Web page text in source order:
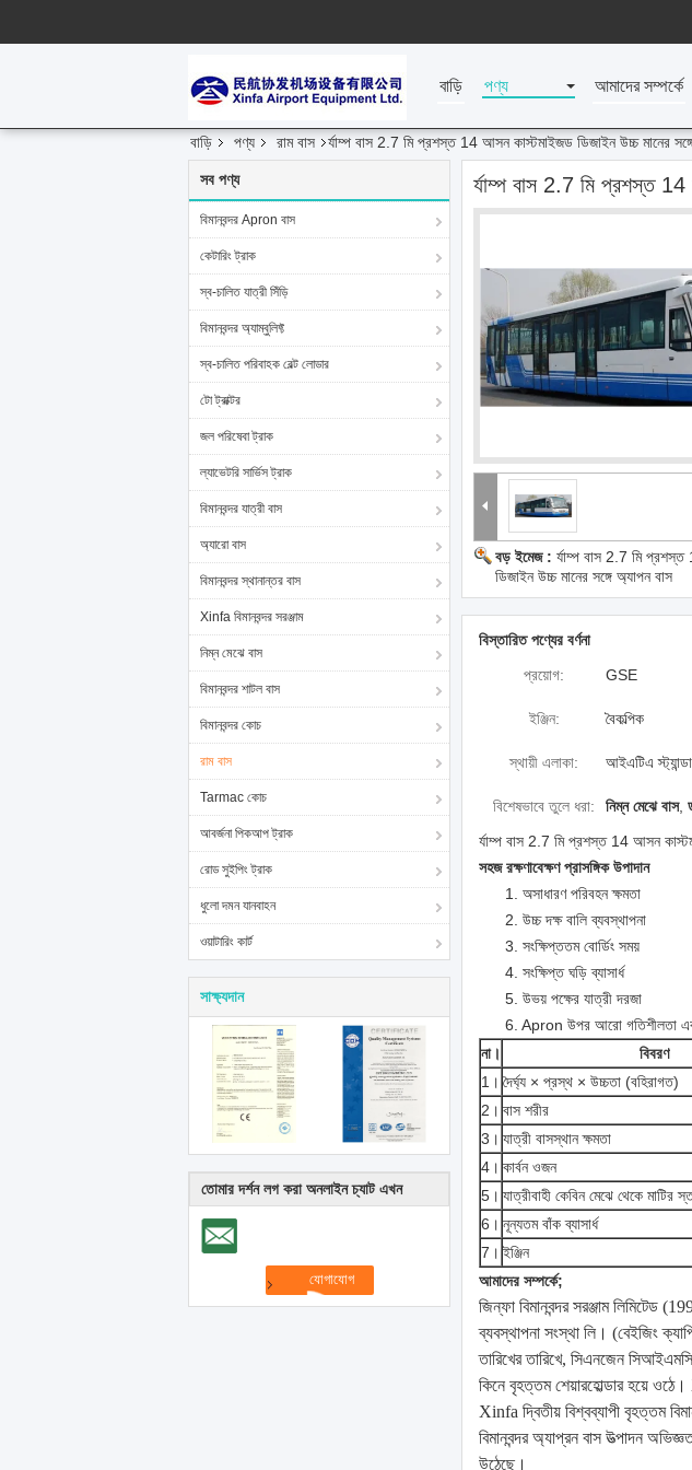
বাড়ি পণ্য আমাদের সম্পর্কে
বাড়ি পণ্য রাম বাস র্যাম্প বাস 2.7 মি প্রশস্ত 14 আসন কাস্টমাইজড ডিজাইন উচ্চ মানের
সব পণ্য
বিমানবন্দর Apron বাস
কেটারিং ট্রাক
স্ব-চালিত যাত্রী সিঁড়ি
বিমানবন্দর অ্যাম্বুলিফ্ট
স্ব-চালিত পরিবাহক বেল্ট লোডার
টো ট্রাক্টর
জল পরিষেবা ট্রাক
ল্যাভেটরি সার্ভিস ট্রাক
বিমানবন্দর যাত্রী বাস
অ্যারো বাস
বিমানবন্দর স্থানান্তর বাস
Xinfa বিমানবন্দর সরঞ্জাম
নিম্ন মেঝে বাস
বিমানবন্দর শাটল বাস
বিমানবন্দর কোচ
রাম বাস
Tarmac কোচ
আবর্জনা পিকআপ ট্রাক
রোড সুইপিং ট্রাক
ধুলো দমন যানবাহন
ওয়াটারিং কার্ট
সাক্ষ্যদান
তোমার দর্শন লগ করা অনলাইন চ্যাট এখন
র্যাম্প বাস 2.7 মি প্রশস্ত 14
বড় ইমেজ : র্যাম্প বাস 2.7 মি
ডিজাইন উচ্চ মানের সঙ্গে অ্যাপন বাস
বিস্তারিত পণ্যের বর্ণনা
প্রয়োগ:
GSE
ইঞ্জিন: বৈকল্পিক
স্থায়ী এলাকা: আইএটিএ
বিশেষভাবে তুলে ধরা: নিম্ন মেঝে বাস,
র্যাম্প বাস 2.7 মি প্রশস্ত 14 আসন
সহজ রক্ষণাবেক্ষণ প্রাসঙ্গিক উপাদান
1. অসাধারণ পরিবহন ক্ষমতা
2. উচ্চ দক্ষ বালি ব্যবস্থাপনা
3. সংক্ষিপ্ততম বোর্ডিং সময়
4. সংক্ষিপ্ত ঘড়ি ব্যাসার্ধ
5. উভয় পক্ষের যাত্রী দরজা
6. Apron উপর আরো গতিশীলতা
না।
বিবরণ
1। দৈর্ঘ্য × প্রস্থ × উচ্চতা (বহিরাগত)
2। বাস শরীর
3। যাত্রী বাসস্থান ক্ষমতা
4। কার্বন ওজন
5। যাত্রীবাহী কেবিন মেঝে থেকে মাটির
6। নূন্যতম বাঁক ব্যাসার্ধ
7। ইঞ্জিন
আমাদের সম্পর্কে;
জিন্ফা বিমানবন্দর সরঞ্জাম লিমিটেড
ব্যবস্থাপনা সংস্থা লি। (বেইজিং
তারিখের তারিখে, সিএনজেন
কিনে বৃহত্তম শেয়ারহোল্ডার হয়ে ওঠে।
Xinfa দ্বিতীয় বিশ্বব্যাপী বৃহত্তম
বিমানবন্দর অ্যাপ্রন বাস উত্পাদন
উঠেছে।